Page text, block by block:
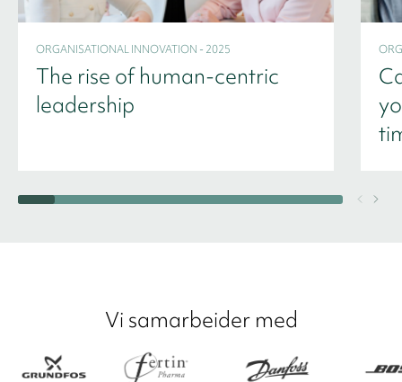
ORGANISATIONAL INNOVATION - 2025
The rise of human-centric
leadership
Vi samarbeider med